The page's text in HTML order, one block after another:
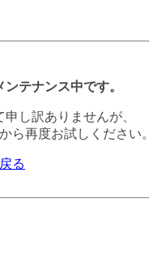
テナンス中です。
し訳ありませんが、
ら再度お試しください。
戻る